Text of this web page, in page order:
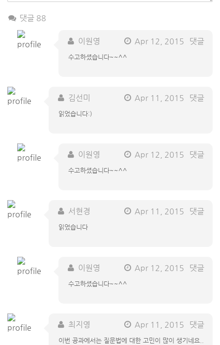
댓글 88
이원영 Apr 12, 2015 댓글
수고하셨습니다~~^^
김선미 Apr 11, 2015 댓글
읽었습니다:)
이원영 Apr 12, 2015 댓글
수고하셨습니다~~^^
서현경 Apr 11, 2015 댓글
읽었습니다
이원영 Apr 12, 2015 댓글
수고하셨습니다~~^^
최지영 Apr 11, 2015 댓글
이번 공과에서는 질문법에 대한 고민이 많이 생기네요..